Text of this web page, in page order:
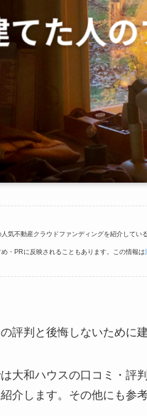
気不動産クラウドファンディングを紹介して
・PRに反映されることもあります。この情報は
評判と後悔しないために
大和ハウスの口コミ・評
介します。その他にも参